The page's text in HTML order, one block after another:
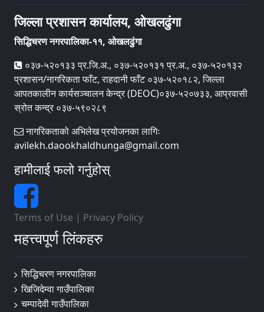
जिल्ला प्रशासन कार्यालय, ओखलढुंगा
सिद्धिचरण नगरपालिका-११, ओखलढुंगा
०३७-५२०१३३ प्र.जि.अ., ०३७-५२०१३१ प्र.अ., ०३७-५२०१३२
प्रशासन/नागरिकता फाँट, राहदानी फाँट ०३७-५२०१८२, जिल्ला
आपतकालीन कार्यसञ्‍चालन केन्द्र (DEOC)०३७-५२०७३३, आप्रवासी
स्रोत कन्द्र ०३७-५९०२८९
नागरिकताको अभिलेख प्रयोजनका लागिः
avilekh.daookhaldhunga@gmail.com
हामीलाई फलो गर्नुहोस्
Terms of Use | Privacy Policy
महत्त्वपूर्ण लिंकहरु
सिद्धिचरण नगरपालिका
खिजिदेम्वा गाउँपालिका
चम्पादेवी गाउँपालिका